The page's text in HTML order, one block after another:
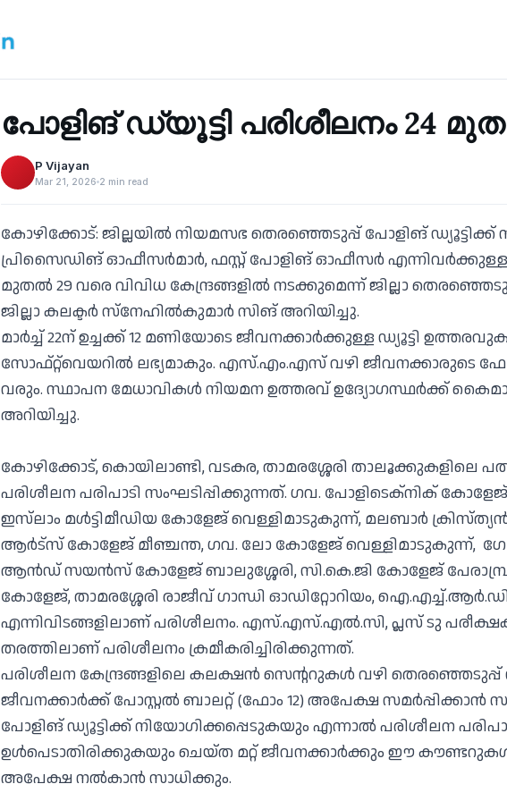
‹
പോളിങ് ഡ്യൂട്ടി പരിശീലനം 24
P Vijayan
Mar 21, 2026 2 min read
കോഴിക്കോട്: ജില്ലയില്‍ നിയമസഭ തെരഞ്ഞെടുപ്പ് പോളിങ് ഡ്യൂട്ടിക്ക്
പ്രിസൈഡിങ് ഓഫീസര്‍മാര്‍, ഫസ്റ്റ് പോളിങ് ഓഫീസര്‍ എന്നിവര്‍ക്കുള്ള
മുതല്‍ 29 വരെ വിവിധ കേന്ദ്രങ്ങളില്‍ നടക്കുമെന്ന് ജില്ലാ
ജില്ലാ കലക്ടര്‍ സ്‌നേഹില്‍കുമാര്‍ സിങ് അറിയിച്ചു.
മാര്‍ച്ച് 22ന് ഉച്ചക്ക് 12 മണിയോടെ ജീവനക്കാര്‍ക്കുള്ള ഡ്യൂട്ടി
സോഫ്റ്റ്‌വെയറില്‍ ലഭ്യമാകും. എസ്.എം.എസ് വഴി ജീവനക്കാരുടെ
വരും. സ്ഥാപന മേധാവികള്‍ നിയമന ഉത്തരവ് ഉദ്യോഗസ്ഥര്‍ക്ക്
അറിയിച്ചു.
കോഴിക്കോട്, കൊയിലാണ്ടി, വടകര, താമരശ്ശേരി താലൂക്കുകളിലെ
പരിശീലന പരിപാടി സംഘടിപ്പിക്കുന്നത്. ഗവ. പോളിടെക്‌നിക് കോളേജ്
ഇസ്‌ലാം മള്‍ട്ടിമീഡിയ കോളേജ് വെള്ളിമാടുകുന്ന്, മലബാര്‍
ആര്‍ട്‌സ് കോളേജ് മീഞ്ചന്ത, ഗവ. ലോ കോളേജ് വെള്ളിമാടുകുന്ന്,
ആന്‍ഡ് സയന്‍സ് കോളേജ് ബാലുശ്ശേരി, സി.കെ.ജി കോളേജ് പേരാമ്പ്ര,
കോളേജ്, താമരശ്ശേരി രാജീവ് ഗാന്ധി ഓഡിറ്റോറിയം,
എന്നിവിടങ്ങളിലാണ് പരിശീലനം. എസ്.എസ്.എല്‍.സി, പ്ലസ് ടു
തരത്തിലാണ് പരിശീലനം ക്രമീകരിച്ചിരിക്കുന്നത്.
പരിശീലന കേന്ദ്രങ്ങളിലെ കലക്ഷന്‍ സെന്ററുകള്‍ വഴി തെരഞ്ഞെടുപ്പ്
ജീവനക്കാര്‍ക്ക് പോസ്റ്റല്‍ ബാലറ്റ് (ഫോം 12) അപേക്ഷ സമര്‍പ്പിക്കാന്‍
പോളിങ് ഡ്യൂട്ടിക്ക് നിയോഗിക്കപ്പെടുകയും എന്നാല്‍ പരിശീലന
ഉള്‍പെടാതിരിക്കുകയും ചെയ്ത മറ്റ് ജീവനക്കാര്‍ക്കും ഈ കൗണ്ടറുകള്‍
അപേക്ഷ നല്‍കാന്‍ സാധിക്കും.